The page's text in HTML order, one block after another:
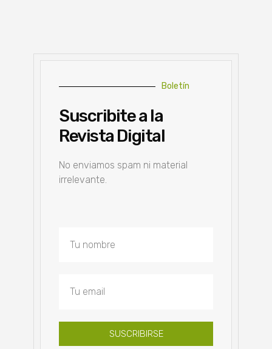
Boletín
Suscribite a la
Revista Digital
No enviamos spam ni material
irrelevante.
SUSCRIBIRSE